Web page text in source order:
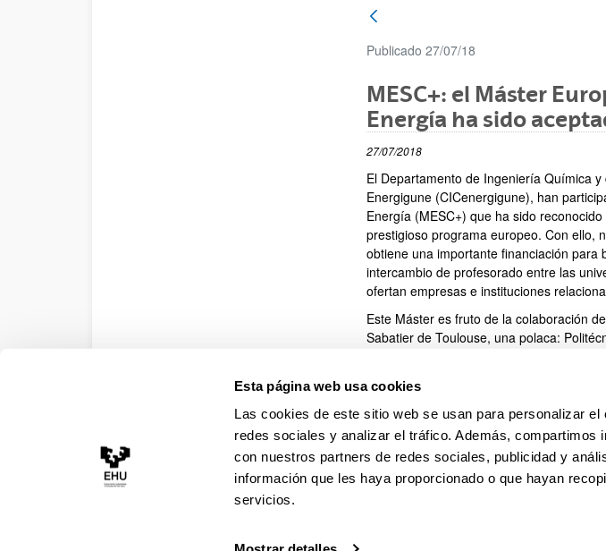
Esta página web usa cookies
Las cookies de este sitio web se usan para personalizar
redes sociales y analizar el tráfico. Además, compartimos
con nuestros partners de redes sociales, publicidad y
información que les haya proporcionado o que hayan
servicios.
Publicado 27/07/18
MESC+: el Máster
Energía ha sido
27/07/2018
El Departamento de Ingeniería Química
Energigune (CICenergigune), han
Energía (MESC+) que ha sido
prestigioso programa europeo. Con ello,
obtiene una importante financiación
intercambio de profesorado entre las
ofertan empresas e instituciones
Este Máster es fruto de la colaboración
Sabatier de Toulouse, una polaca:
(Australia), así como el Instituto de
de Energías Alternativas CICEnergigune
de universidades y entidades asociadas
Documento
(Abre una nueva ventana)
Entidades asociadas(pdf ,